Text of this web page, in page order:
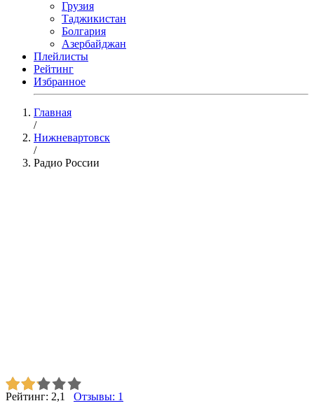
Грузия
Таджикистан
Болгария
Азербайджан
Плейлисты
Рейтинг
Избранное
Главная
/
Нижневартовск
/
Радио России
Рейтинг: 2,1 Отзывы: 1